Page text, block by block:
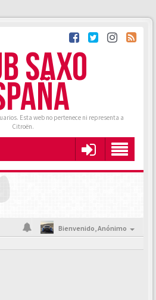
SAXO
Esta web no pertenece ni representa a
Citroën.
Bienvenido,Anónimo